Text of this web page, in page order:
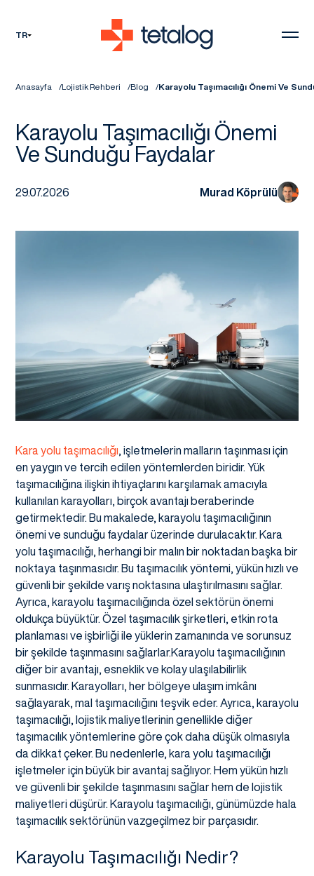
TR
Anasayfa Lojistik Rehberi Blog Karayolu Taşımacılığı Önemi Ve
Karayolu Taşımacılığı Önemi
Ve Sunduğu Faydalar
29.07.2026 Murad Köprülü
Kara yolu taşımacılığı, işletmelerin malların taşınması için
en yaygın ve tercih edilen yöntemlerden biridir. Yük
taşımacılığına ilişkin ihtiyaçlarını karşılamak amacıyla
kullanılan karayolları, birçok avantajı beraberinde
getirmektedir. Bu makalede, karayolu taşımacılığının
önemi ve sunduğu faydalar üzerinde durulacaktır. Kara
yolu taşımacılığı, herhangi bir malın bir noktadan başka bir
noktaya taşınmasıdır. Bu taşımacılık yöntemi, yükün hızlı ve
güvenli bir şekilde varış noktasına ulaştırılmasını sağlar.
Ayrıca, karayolu taşımacılığında özel sektörün önemi
oldukça büyüktür. Özel taşımacılık şirketleri, etkin rota
planlaması ve işbirliği ile yüklerin zamanında ve sorunsuz
bir şekilde taşınmasını sağlarlar.Karayolu taşımacılığının
diğer bir avantajı, esneklik ve kolay ulaşılabilirlik
sunmasıdır. Karayolları, her bölgeye ulaşım imkânı
sağlayarak, mal taşımacılığını teşvik eder. Ayrıca, karayolu
taşımacılığı, lojistik maliyetlerinin genellikle diğer
taşımacılık yöntemlerine göre çok daha düşük olmasıyla
da dikkat çeker. Bu nedenlerle, kara yolu taşımacılığı
işletmeler için büyük bir avantaj sağlıyor. Hem yükün hızlı
ve güvenli bir şekilde taşınmasını sağlar hem de lojistik
maliyetleri düşürür. Karayolu taşımacılığı, günümüzde hala
taşımacılık sektörünün vazgeçilmez bir parçasıdır.
Karayolu Taşımacılığı Nedir?